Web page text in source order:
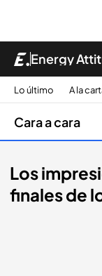
Energy
Lo último A la
Cara a cara
Los
finales de